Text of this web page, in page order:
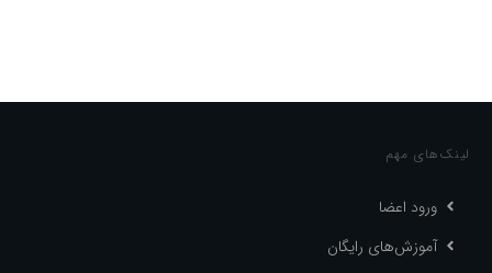
لینک‌های مهم
ورود اعضا
آموزش‌های رایگان